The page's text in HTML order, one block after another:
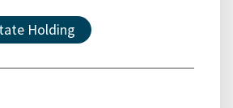
Holding